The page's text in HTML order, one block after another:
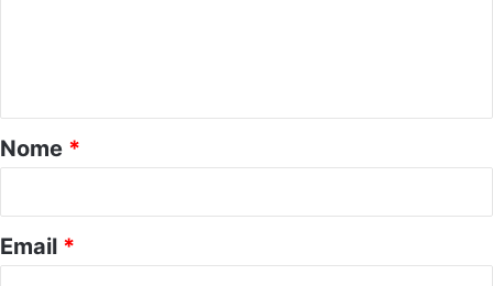
o
*
Nome *
Email *